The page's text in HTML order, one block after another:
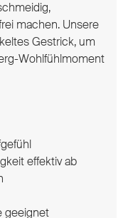
machen. Unsere
Gestrick, um
Wohlfühlmoment
effektiv ab
geeignet